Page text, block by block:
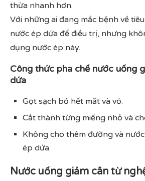
thừa nhanh hơn.
Với những ai đang mắc bệnh về
nước ép dứa để điều trị, nhưng
dụng nước ép này.
Công thức pha chế nước uống
dứa
Gọt sạch bỏ hết mắt và vỏ.
Cắt thành từng miếng nhỏ và
Không cho thêm đường và
ép dứa.
Nước uống giảm cân từ